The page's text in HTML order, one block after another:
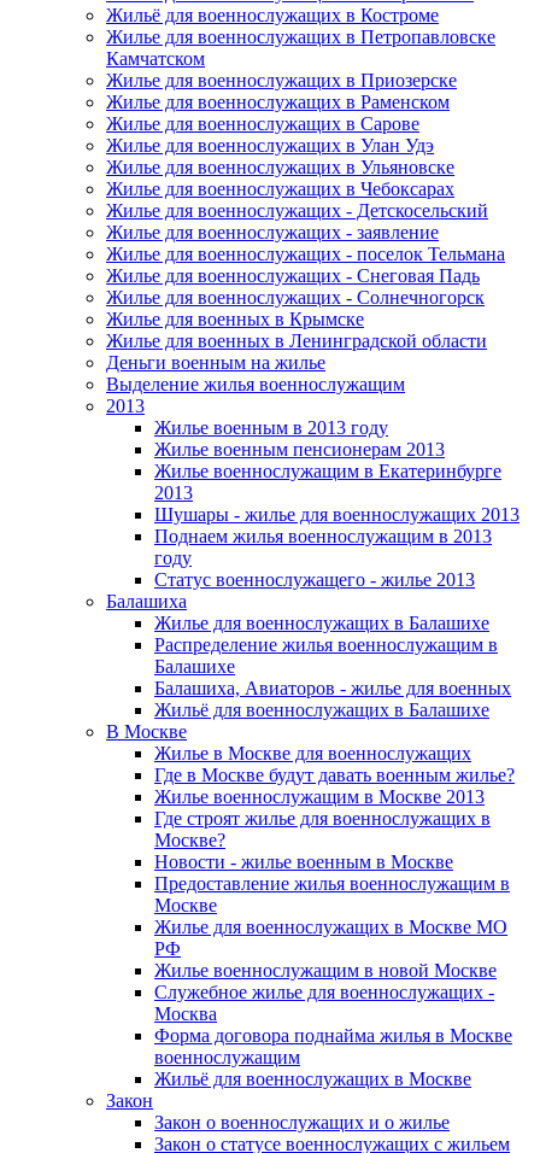
Жильё для военнослужащих в Костроме
Жилье для военнослужащих в Петропавловске
Камчатском
Жилье для военнослужащих в Приозерске
Жилье для военнослужащих в Раменском
Жилье для военнослужащих в Сарове
Жилье для военнослужащих в Улан Удэ
Жилье для военнослужащих в Ульяновске
Жилье для военнослужащих в Чебоксарах
Жилье для военнослужащих - Детскосельский
Жилье для военнослужащих - заявление
Жилье для военнослужащих - поселок Тельмана
Жилье для военнослужащих - Снеговая Падь
Жилье для военнослужащих - Солнечногорск
Жилье для военных в Крымске
Жилье для военных в Ленинградской области
Деньги военным на жилье
Выделение жилья военнослужащим
2013
Жилье военным в 2013 году
Жилье военным пенсионерам 2013
Жилье военнослужащим в Екатеринбурге
2013
Шушары - жилье для военнослужащих 2013
Поднаем жилья военнослужащим в 2013
году
Статус военнослужащего - жилье 2013
Балашиха
Жилье для военнослужащих в Балашихе
Распределение жилья военнослужащим в
Балашихе
Балашиха, Авиаторов - жилье для военных
Жильё для военнослужащих в Балашихе
В Москве
Жилье в Москве для военнослужащих
Где в Москве будут давать военным жилье?
Жилье военнослужащим в Москве 2013
Где строят жилье для военнослужащих в
Москве?
Новости - жилье военным в Москве
Предоставление жилья военнослужащим в
Москве
Жилье для военнослужащих в Москве МО
РФ
Жилье военнослужащим в новой Москве
Служебное жилье для военнослужащих -
Москва
Форма договора поднайма жилья в Москве
военнослужащим
Жильё для военнослужащих в Москве
Закон
Закон о военнослужащих и о жилье
Закон о статусе военнослужащих с жильем